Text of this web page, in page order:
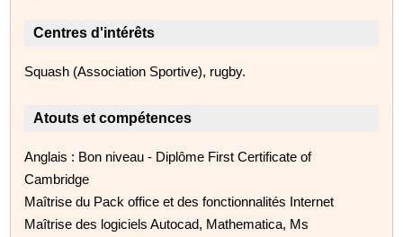
Centres d'intérêts
Squash (Association Sportive), rugby.
Atouts et compétences
Anglais : Bon niveau - Diplôme First Certificate of
Cambridge
Maîtrise du Pack office et des fonctionnalités Internet
Maîtrise des logiciels Autocad, Mathematica, Ms